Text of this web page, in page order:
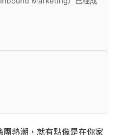
熱潮，就有點像是在你家